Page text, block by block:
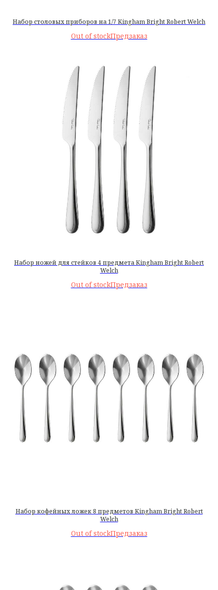
Набор столовых приборов на 1/7 Kingham Bright Robert Welch
Out of stock
Набор ножей для стейков 4 предмета Kingham Bright Robert
Welch
Out of stock
Набор кофейных ложек 8 предметов Kingham Bright Robert
Welch
Out of stock